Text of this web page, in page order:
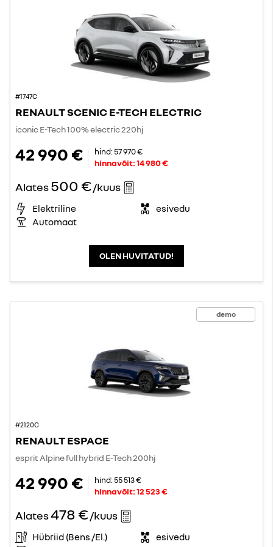
#1747C
RENAULT SCENIC E-TECH ELECTRIC
iconic E-Tech 100% electric 220hj
42 990 € hind:57 970 €
hinnavõit:14 980 €
Alates500 €/kuus
Elektriline
esivedu
Automaat
OLEN HUVITATUD!
demo
#2120C
RENAULT ESPACE
esprit Alpine full hybrid E-Tech 200hj
42 990 € hind:55 513 €
hinnavõit:12 523 €
Alates478 €/kuus
Hübriid (Bens./El.)
esivedu